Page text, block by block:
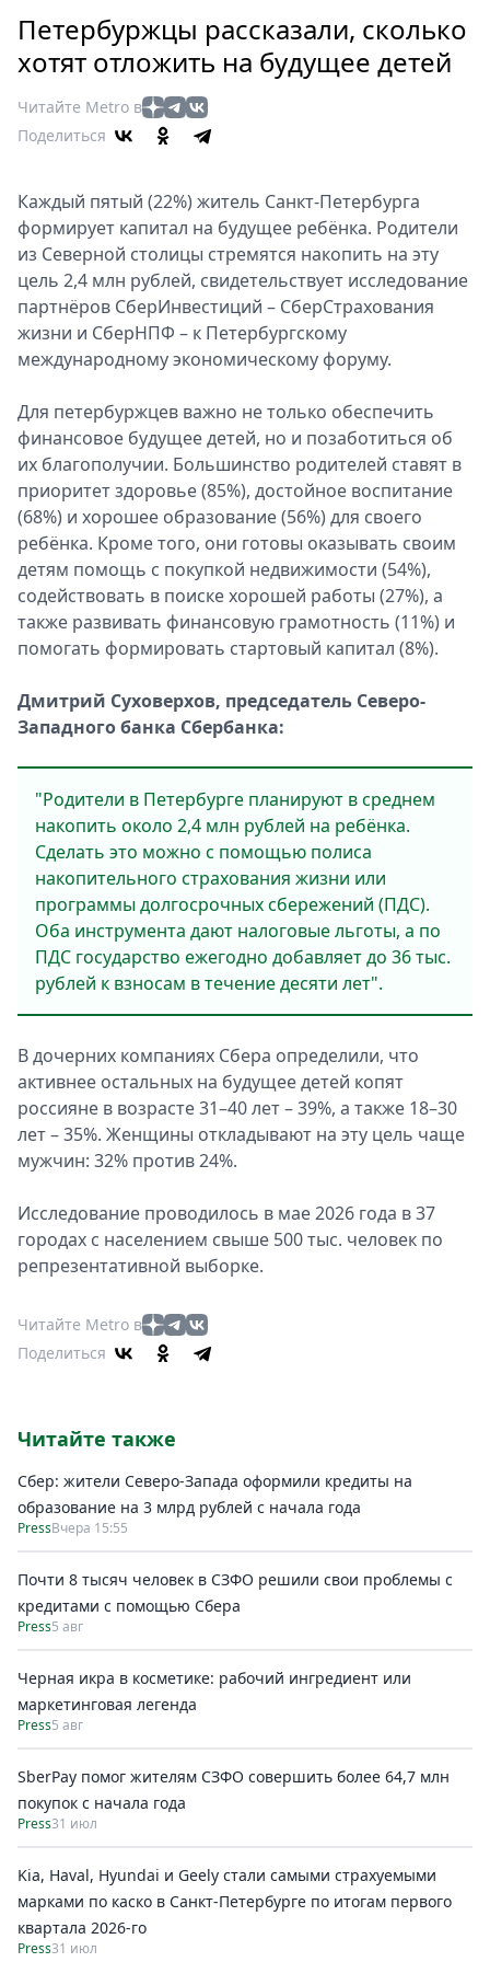
Россия
Мир
Здоровье
Туризм
Театр
Кино
Афиша
Книги
Выставки
Пресс-
релизы
О
Metro
Стримы
Спецпроекты
Звезды
Выборы
2026
Скачай
Metro
Петербуржцы рассказали, сколько
хотят отложить на будущее детей
Читайте Metro в
Поделиться
Каждый пятый (22%) житель Санкт-Петербурга
формирует капитал на будущее ребёнка. Родители
из Северной столицы стремятся накопить на эту
цель 2,4 млн рублей, свидетельствует исследование
партнёров СберИнвестиций – СберСтрахования
жизни и СберНПФ – к Петербургскому
международному экономическому форуму.
Для петербуржцев важно не только обеспечить
финансовое будущее детей, но и позаботиться об
их благополучии. Большинство родителей ставят в
приоритет здоровье (85%), достойное воспитание
(68%) и хорошее образование (56%) для своего
ребёнка. Кроме того, они готовы оказывать своим
детям помощь с покупкой недвижимости (54%),
содействовать в поиске хорошей работы (27%), а
также развивать финансовую грамотность (11%) и
помогать формировать стартовый капитал (8%).
Дмитрий Суховерхов, председатель Северо-
Западного банка Сбербанка:
"Родители в Петербурге планируют в среднем
накопить около 2,4 млн рублей на ребёнка.
Сделать это можно с помощью полиса
накопительного страхования жизни или
программы долгосрочных сбережений (ПДС).
Оба инструмента дают налоговые льготы, а по
ПДС государство ежегодно добавляет до 36 тыс.
рублей к взносам в течение десяти лет".
В дочерних компаниях Сбера определили, что
активнее остальных на будущее детей копят
россияне в возрасте 31–40 лет – 39%, а также 18–30
лет – 35%. Женщины откладывают на эту цель чаще
мужчин: 32% против 24%.
Исследование проводилось в мае 2026 года в 37
городах с населением свыше 500 тыс. человек по
репрезентативной выборке.
Читайте Metro в
Поделиться
Читайте также
Сбер: жители Северо-Запада оформили кредиты на
образование на 3 млрд рублей с начала года
PressВчера 15:55
Почти 8 тысяч человек в СЗФО решили свои проблемы с
кредитами с помощью Сбера
Press5 авг
Черная икра в косметике: рабочий ингредиент или
маркетинговая легенда
Press5 авг
SberPay помог жителям СЗФО совершить более 64,7 млн
покупок c начала года
Press31 июл
Kia, Haval, Hyundai и Geely стали самыми страхуемыми
марками по каско в Санкт-Петербурге по итогам первого
квартала 2026-го
Press31 июл